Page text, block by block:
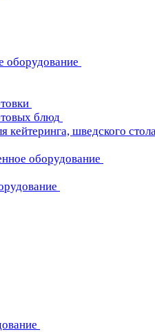
оборудование
блюд
кейтеринга, шведского
оборудование